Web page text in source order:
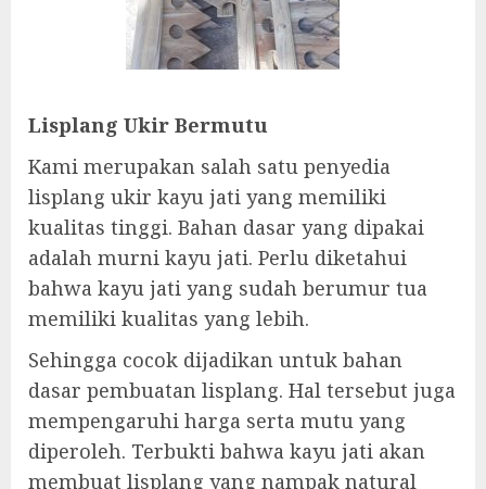
Lisplang Ukir Bermutu
Kami merupakan salah satu penyedia
lisplang ukir kayu jati yang memiliki
kualitas tinggi. Bahan dasar yang dipakai
adalah murni kayu jati. Perlu diketahui
bahwa kayu jati yang sudah berumur tua
memiliki kualitas yang lebih.
Sehingga cocok dijadikan untuk bahan
dasar pembuatan lisplang. Hal tersebut juga
mempengaruhi harga serta mutu yang
diperoleh. Terbukti bahwa kayu jati akan
membuat lisplang yang nampak natural